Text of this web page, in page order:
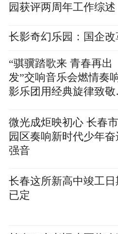
园获评两周年工作综述
长影奇幻乐园：国企
“骐骥踏歌来 青春再出
发”交响音乐会燃情奏
影乐团用经典旋律致敬
微光成炬映初心 长春
园区奏响新时代少年奋
强音
长春这所新高中竣工日
已定